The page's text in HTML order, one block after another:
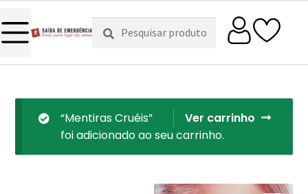
Pesquisar
por:
Pesquisa
Ver carrinho
“Mentiras Cruéis”
foi adicionado ao seu carrinho.